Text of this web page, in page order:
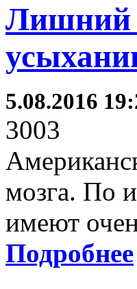
Лишний
5.08.2016
3003
мозга. По
имеют
Подробнее